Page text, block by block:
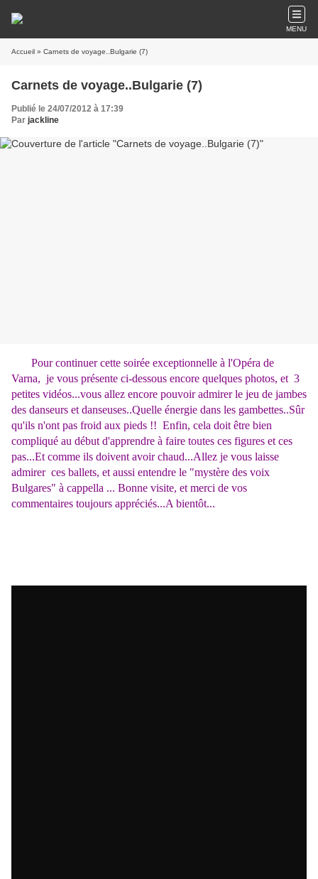
MENU
Accueil » Carnets de voyage..Bulgarie (7)
Carnets de voyage..Bulgarie (7)
Publié le 24/07/2012 à 17:39
Par jackline
Pour continuer cette soirée exceptionnelle à l'Opéra de
Varna, je vous présente ci-dessous encore quelques photos, et 3
petites vidéos...vous allez encore pouvoir admirer le jeu de jambes
des danseurs et danseuses..Quelle énergie dans les gambettes..Sûr
qu'ils n'ont pas froid aux pieds !! Enfin, cela doit être bien
compliqué au début d'apprendre à faire toutes ces figures et ces
pas...Et comme ils doivent avoir chaud...Allez je vous laisse
admirer ces ballets, et aussi entendre le "mystère des voix
Bulgares" à cappella ... Bonne visite, et merci de vos
commentaires toujours appréciés...A bientôt...